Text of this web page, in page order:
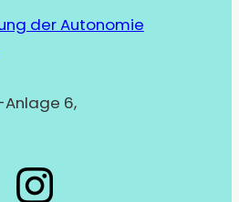
der Autonomie
6,